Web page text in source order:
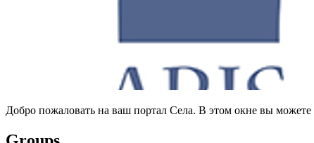
Добро пожаловать на ваш портал Села. В этом окне вы